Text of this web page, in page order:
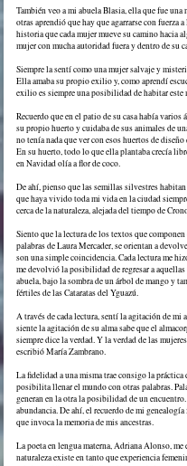
También veo a mi abuela Blasia, ella que fue una
otras aprendió que hay que agarrarse con fuerza
historia que cada mujer mueve su camino hacia
mujer con mucha autoridad fuera y dentro de su
Siempre la sentí como una mujer salvaje y
Ella amaba su propio exilio y, como aprendí
exilio es siempre una posibilidad de habitar este
Recuerdo que en el patio de su casa había
su propio huerto y cuidaba de sus animales de
no tenía nada que ver con esos huertos de
En su huerto, todo lo que ella plantaba crecía
en Navidad olía a flor de coco.
De ahí, pienso que las semillas silvestres
que haya vivido toda mi vida en la ciudad
cerca de la naturaleza, alejada del tiempo de
Siento que la lectura de los textos que
palabras de Laura Mercader, se orientan a
son una simple coincidencia. Cada lectura me
me devolvió la posibilidad de regresar a aquellas
abuela, bajo la sombra de un árbol de mango y
fértiles de las Cataratas del Yguazú.
A través de cada lectura, sentí la agitación de mi
siente la agitación de su alma sabe que el
siempre dice la verdad. Y la verdad de las
escribió María Zambrano.
La fidelidad a una misma trae consigo la práctica
posibilita llenar el mundo con otras palabras.
generan en la otra la posibilidad de un
abundancia. De ahí, el recuerdo de mi
que invoca la memoria de mis ancestras.
La poeta en lengua materna, Adriana Alonso,
naturaleza existe en tanto que experiencia